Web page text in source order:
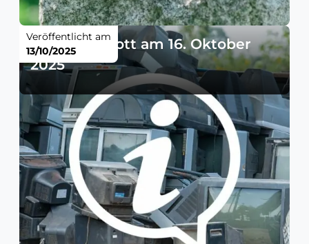
Elektroschrott am 16. Oktober
2025
Veröffentlicht am
13/10/2025